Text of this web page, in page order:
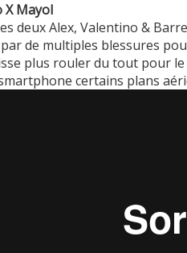
X Mayol
deux Alex, Valentino &
de multiples blessures
plus rouler du tout pour
certains plans